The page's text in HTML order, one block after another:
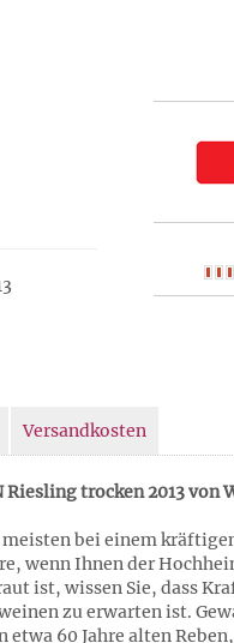
Versandkosten
Riesling trocken 2013
bei einem
wenn Ihnen der
ist, wissen Sie, dass
zu erwarten ist.
60 Jahre alten